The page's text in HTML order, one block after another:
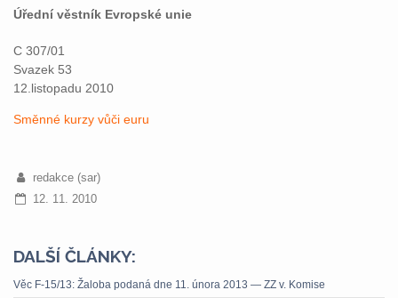
Úřední věstník Evropské unie
C 307/01
Svazek 53
12.listopadu 2010
Směnné kurzy vůči euru
redakce (sar)
12. 11. 2010
DALŠÍ ČLÁNKY:
Věc F-15/13: Žaloba podaná dne 11. února 2013 — ZZ v. Komise